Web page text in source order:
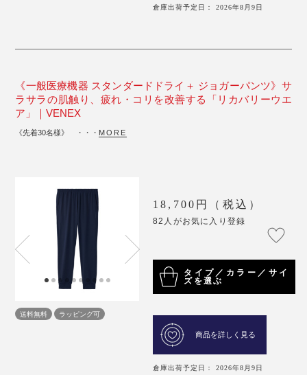
倉庫出荷予定日： 2026年8月9日
《一般医療機器 スタンダードドライ＋ ジョガーパンツ》サ
ラサラの肌触り、疲れ・コリを改善する「リカバリーウエ
ア」｜VENEX
《先着30名様》 ・・・ MORE
送料無料 ラッピング可
18,700円（税込）
82人がお気に入り登録
タイプ／カラー／サイ
ズを選ぶ
商品を詳しく見る
倉庫出荷予定日： 2026年8月9日